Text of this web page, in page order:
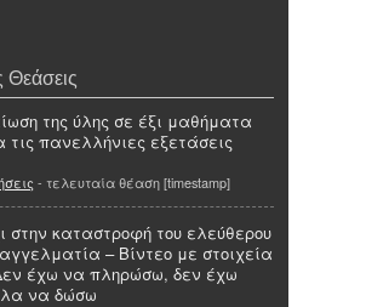
Θεάσεις
της ύλης σε έξι μαθήματα
τις πανελλήνιες εξετάσεις
- τελευταία θέαση [timestamp]
στην καταστροφή του ελεύθερου
– Βίντεο με στοιχεία
έχω να πληρώσω, δεν έχω
να δώσω